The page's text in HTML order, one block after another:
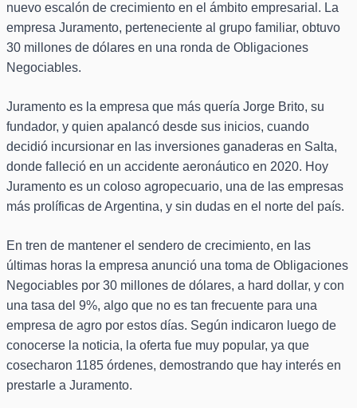
nuevo escalón de crecimiento en el ámbito empresarial. La
empresa Juramento, perteneciente al grupo familiar, obtuvo
30 millones de dólares en una ronda de Obligaciones
Negociables.
Juramento es la empresa que más quería Jorge Brito, su
fundador, y quien apalancó desde sus inicios, cuando
decidió incursionar en las inversiones ganaderas en Salta,
donde falleció en un accidente aeronáutico en 2020. Hoy
Juramento es un coloso agropecuario, una de las empresas
más prolíficas de Argentina, y sin dudas en el norte del país.
En tren de mantener el sendero de crecimiento, en las
últimas horas la empresa anunció una toma de Obligaciones
Negociables por 30 millones de dólares, a hard dollar, y con
una tasa del 9%, algo que no es tan frecuente para una
empresa de agro por estos días. Según indicaron luego de
conocerse la noticia, la oferta fue muy popular, ya que
cosecharon 1185 órdenes, demostrando que hay interés en
prestarle a Juramento.